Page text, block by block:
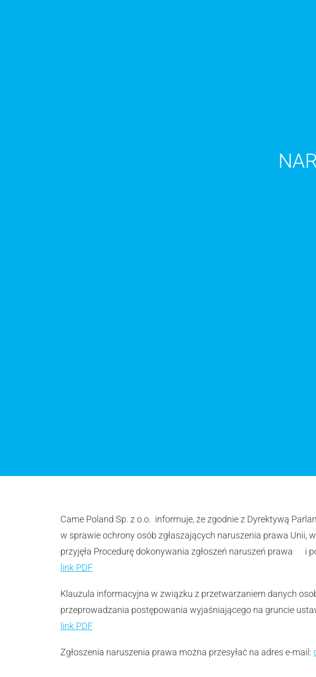
Came Poland Sp. z o.o. informuje, że zgodnie z Dyrektywą
w sprawie ochrony osób zgłaszających naruszenia prawa Unii,
przyjęła Procedurę dokonywania zgłoszeń naruszeń prawa i
link PDF
Klauzula informacyjna w związku z przetwarzaniem danych
przeprowadzania postępowania wyjaśniającego na gruncie
link PDF
Zgłoszenia naruszenia prawa można przesyłać na adres e-mail: